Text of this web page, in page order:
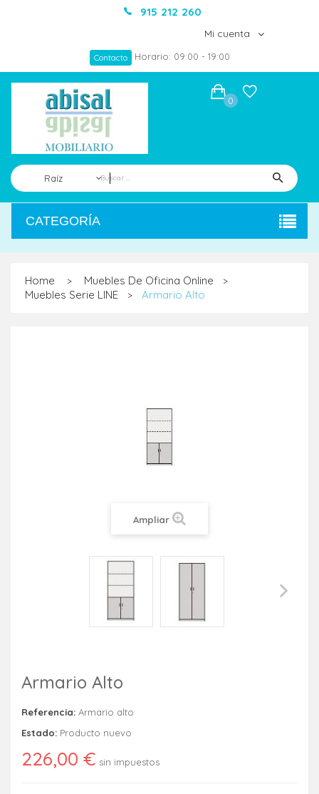
915 212 260
Mi cuenta
Contacto Horario: 09:00 - 19:00
Raíz
0
CATEGORÍA
Home > Muebles De Oficina Online >
Muebles Serie LINE > Armario Alto
Ampliar
Armario Alto
Referencia: Armario alto
Estado: Producto nuevo
226,00 € sin impuestos